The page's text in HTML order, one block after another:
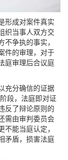
形成对案件真实
织当事人双方交
争执的事实，
件的审理，对于
庭审理后合议庭
充分确信的证据
段，法庭即对证
反了辩论原则的
需由审判委员会
能当庭认定，
矛盾，损害法庭